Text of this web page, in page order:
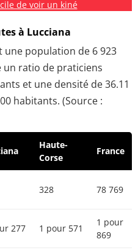
de voir un kiné
à Lucciana
une population de 6 923
un ratio de praticiens
et une densité de 36.11
habitants. (Source :
Haute-
Corse
France
328 78 769
277 1 pour 571
1 pour
869